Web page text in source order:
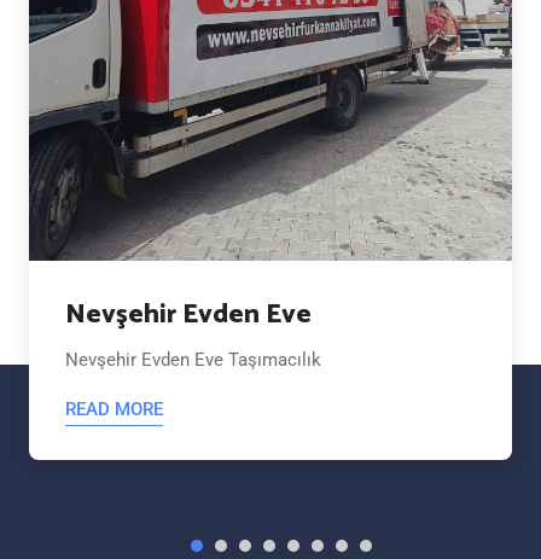
Nevşehir Evden Eve
Nevşehir Evden Eve Taşımacılık
READ MORE